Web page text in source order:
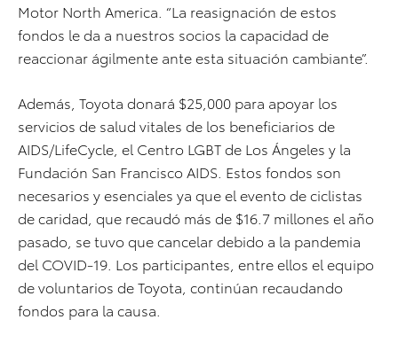
Motor North America. “La reasignación de estos
fondos le da a nuestros socios la capacidad de
reaccionar ágilmente ante esta situación cambiante”.
Además, Toyota donará $25,000 para apoyar los
servicios de salud vitales de los beneficiarios de
AIDS/LifeCycle, el Centro LGBT de Los Ángeles y la
Fundación San Francisco AIDS. Estos fondos son
necesarios y esenciales ya que el evento de ciclistas
de caridad, que recaudó más de $16.7 millones el año
pasado, se tuvo que cancelar debido a la pandemia
del COVID-19. Los participantes, entre ellos el equipo
de voluntarios de Toyota, continúan recaudando
fondos para la causa.